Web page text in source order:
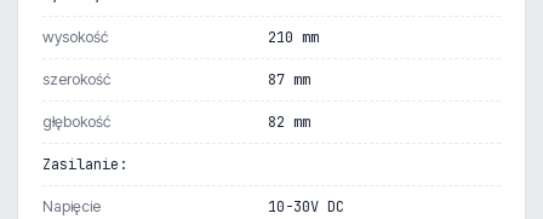
wysokość 210 mm
szerokość 87 mm
głębokość 82 mm
Zasilanie:
Napięcie 10-30V DC